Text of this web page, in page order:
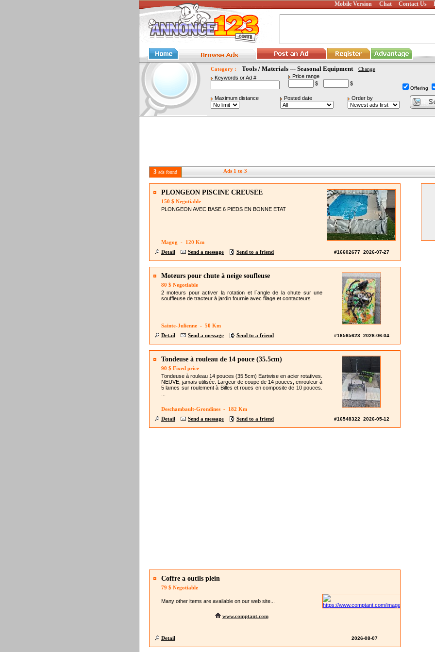
Mobile Version Chat Contact Us
Category : Tools / Materials --- Seasonal Equipment
Change
Keywords or Ad #
Price range
$
$
Offering
Maximum distance Posted date Order by
3 ads found Ads 1 to 3
PLONGEON PISCINE CREUSÉE
150 $ Negotiable
PLONGEON AVEC BASE 6 PIEDS EN BONNE ETAT
Magog - 120 Km
Detail
Send a message Send to a friend #16602677 2026-07-27
Moteurs pour chute à neige soufleuse
80 $ Negotiable
2 moteurs pour activer la rotation et l`angle de la chute sur une
souffleuse de tracteur à jardin fournie avec filage et contacteurs
Sainte-Julienne - 50 Km
Detail
Send a message Send to a friend #16565623 2026-06-04
Tondeuse à rouleau de 14 pouce (35.5cm)
90 $ Fixed price
Tondeuse à rouleau 14 pouces (35.5cm) Eartwise en acier rotatives.
NEUVE, jamais utilisée. Largeur de coupe de 14 pouces, enrouleur à
5 lames sur roulement à Billes et roues en composite de 10 pouces.
Deschambault-Grondines - 182 Km
Detail
Send a message Send to a friend #16548322 2026-05-12
Coffre a outils plein
79 $ Negotiable
Many other items are available on our web site...
www.comptant.com
Detail 2026-08-07